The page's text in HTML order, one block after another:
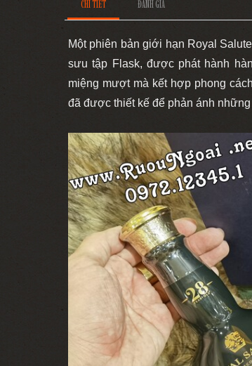
CHI TIẾT ĐÁNH GIÁ
Một phiên bản giới hạn Royal
sưu tập Flask, được phát hành
miệng mượt mà kết hợp phong
đã được thiết kế để phản ánh